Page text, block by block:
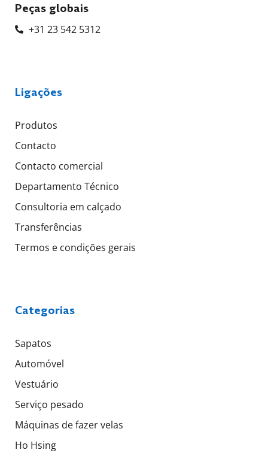
Peças globais
+31 23 542 5312
Ligações
Produtos
Contacto
Contacto comercial
Departamento Técnico
Consultoria em calçado
Transferências
Termos e condições gerais
Categorias
Sapatos
Automóvel
Vestuário
Serviço pesado
Máquinas de fazer velas
Ho Hsing